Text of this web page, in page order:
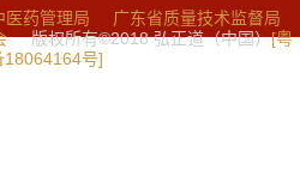
医药管理局
广东省质量技术监督局
版权所有©2018 弘正道（中国）[粤
18064164号]